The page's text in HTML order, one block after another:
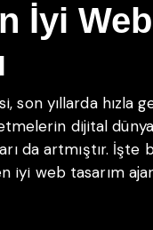
İyi Web
son yıllarda hızla
dijital
da artmıştır. İşte
iyi web tasarım